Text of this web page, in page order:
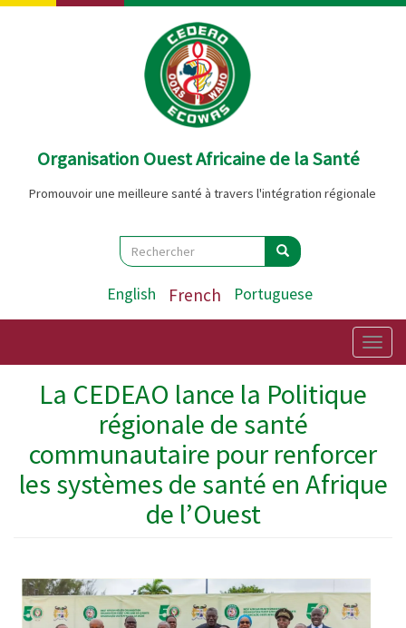
Aller
Organisation Ouest Africaine de la Santé
Promouvoir une meilleure santé à travers l'intégration régionale
Search
Rechercher Rechercher
English French Portuguese
La CEDEAO lance la Politique
régionale de santé
communautaire pour renforcer
les systèmes de santé en Afrique
de l’Ouest